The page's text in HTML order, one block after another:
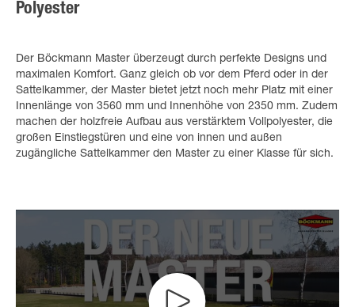
Polyester
Der Böckmann Master überzeugt durch perfekte Designs und
maximalen Komfort. Ganz gleich ob vor dem Pferd oder in der
Sattelkammer, der Master bietet jetzt noch mehr Platz mit einer
Innenlänge von 3560 mm und Innenhöhe von 2350 mm. Zudem
machen der holzfreie Aufbau aus verstärktem Vollpolyester, die
großen Einstiegstüren und eine von innen und außen
zugängliche Sattelkammer den Master zu einer Klasse für sich.